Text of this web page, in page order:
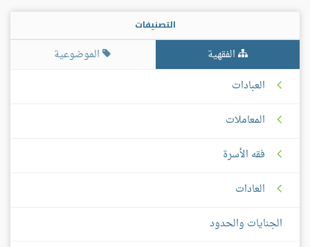
التصنيفات
الفقهية
الموضوعية
العبادات
المعاملات
فقه الأسرة
العادات
الجنايات والحدود